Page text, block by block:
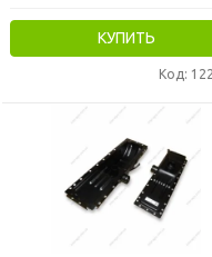
КУПИТЬ
Код: